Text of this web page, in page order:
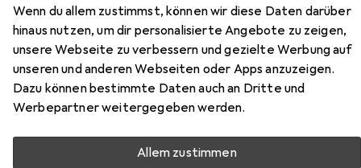
Wenn du allem zustimmst, können wir diese Daten darüber
hinaus nutzen, um dir personalisierte Angebote zu zeigen,
unsere Webseite zu verbessern und gezielte Werbung auf
unseren und anderen Webseiten oder Apps anzuzeigen.
Dazu können bestimmte Daten auch an Dritte und
Werbepartner weitergegeben werden.
Allem zustimmen
Zubehör für Urban Classics 112
Sunglasses UC
Hier findest du passendes Zubehör zum Produkt Urban
Classics 112 Sunglasses UC aus den Kategorien Brillen